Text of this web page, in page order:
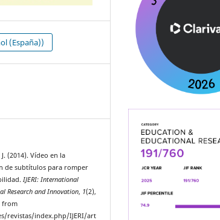
(España))
(2014). Vídeo en la
de subtítulos para romper
IJERI: International
Research and Innovation, 1(2),
from
revistas/index.php/IJERI/art